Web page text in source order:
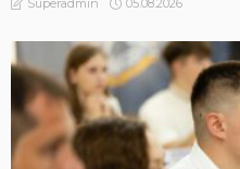
Superadmin